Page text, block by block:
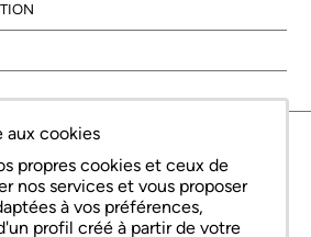
Bcn Advisors 2026
aux cookies
propres cookies et ceux de
nos services et vous proposer
à vos préférences,
profil créé à partir de votre